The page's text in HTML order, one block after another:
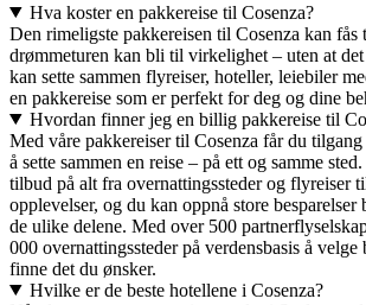
Hva koster en pakkereise til Cosenza?
Den rimeligste pakkereisen til Cosenza kan fås
drømmeturen kan bli til virkelighet – uten at
kan sette sammen flyreiser, hoteller, leiebiler
en pakkereise som er perfekt for deg og dine
Hvordan finner jeg en billig pakkereise til
Med våre pakkereiser til Cosenza får du
å sette sammen en reise – på ett og samme
tilbud på alt fra overnattingssteder og flyreiser
opplevelser, og du kan oppnå store besparelser
de ulike delene. Med over 500
000 overnattingssteder på verdensbasis å
finne det du ønsker.
Hvilke er de beste hotellene i Cosenza?